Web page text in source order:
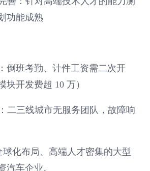
功能成熟
倒班考勤、计件工资需二次开
块开发费超 10 万）
二三线城市无服务团队，故障响
球化布局、高端人才密集的大型
汽车企业。